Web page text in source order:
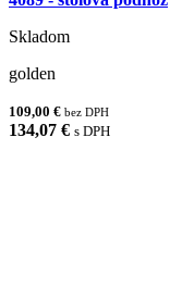
Skladom
golden
109,00 € bez DPH
134,07 € s DPH